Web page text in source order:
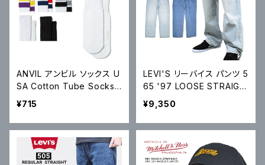
ANVIL アンビル ソックス U
SA Cotton Tube Socks
USAコットン チューブソック
0 メール便対応可
¥715
LEVI'S リーバイス パンツ 5
65 '97 LOOSE STRAIGH
T DENIM PANT ルーズ ス
トレート デニムパンツ ジー
ンズ A7221
¥9,350